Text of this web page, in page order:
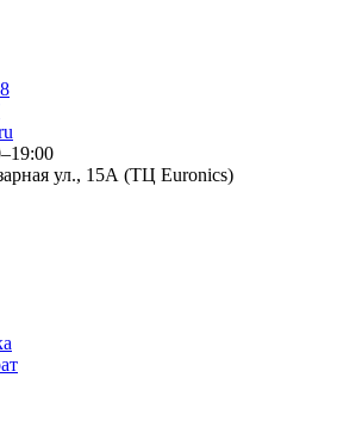
ул., 15А (ТЦ Euronics)